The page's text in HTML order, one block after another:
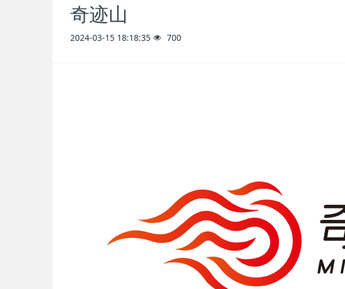
奇迹山
2024-03-15 18:18:35 700